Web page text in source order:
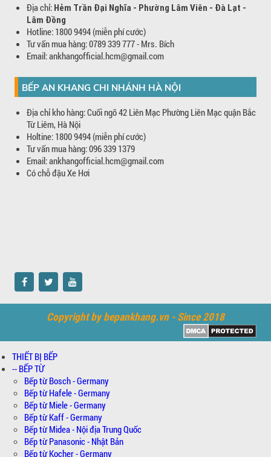
Địa chỉ: Hẻm Trần Đại Nghĩa - Phường Lâm Viên - Đà Lạt -
Lâm Đồng
Hotline: 1800 9494 (miễn phí cước)
Tư vấn mua hàng: 0789 339 777 - Mrs. Bích
Email: ankhangofficial.hcm@gmail.com
BẾP AN KHANG CHI NHÁNH HÀ NỘI
Địa chỉ kho hàng: Cuối ngõ 42 Liên Mạc Phường Liên Mạc quận Bắc
Từ Liêm, Hà Nội
Holtine: 1800 9494 (miễn phí cước)
Tư vấn mua hàng: 096 339 1379
Email: ankhangofficial.hcm@gmail.com
Có chỗ đậu Xe Hơi
Copyright by bepankhang.vn - Since 2018
THIẾT BỊ BẾP
-- BẾP TỪ
Bếp từ Bosch - Germany
Bếp từ Hafele - Germany
Bếp từ Miele - Germany
Bếp từ Kaff - Germany
Bếp từ Midea - Nội địa Trung Quốc
Bếp từ Panasonic - Nhật Bản
Bếp từ Kocher - Germany